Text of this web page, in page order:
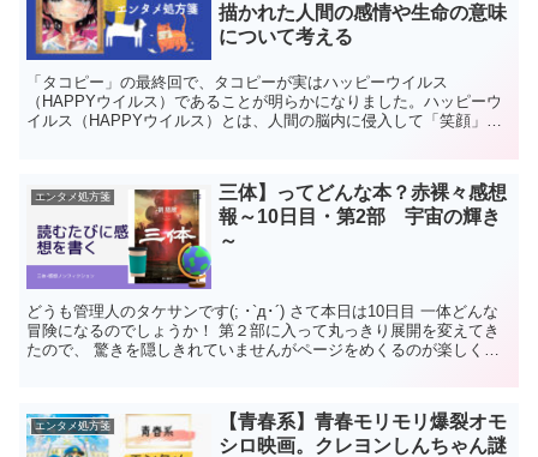
描かれた人間の感情や生命の意味
について考える
「タコピー」の最終回で、タコピーが実はハッピーウイルス
（HAPPYウイルス）であることが明らかになりました。ハッピーウ
イルス（HAPPYウイルス）とは、人間の脳内に侵入して「笑顔」、
エンタメ処方箋
三体】ってどんな本？赤裸々感想
報～10日目・第2部 宇宙の輝き
～
どうも管理人のタケサンです(; ･`д･´) さて本日は10日目 一体どんな
冒険になるのでしょうか！ 第２部に入って丸っきり展開を変えてき
たので、 驚きを隠しきれていませんがページをめくるのが楽しくて
エンタメ処方箋
【青春系】青春モリモリ爆裂オモ
シロ映画。クレヨンしんちゃん謎